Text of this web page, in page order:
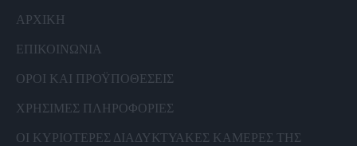
ΑΡΧΙΚΗ
ΕΠΙΚΟΙΝΩΝΙΑ
ΟΡΟΙ ΚΑΙ ΠΡΟΫΠΟΘΕΣΕΙΣ
ΧΡΗΣΙΜΕΣ ΠΛΗΡΟΦΟΡΙΕΣ
ΟΙ ΚΥΡΙΟΤΕΡΕΣ ΔΙΑΔΥΚΤΥΑΚΕΣ ΚΑΜΕΡΕΣ ΤΗΣ